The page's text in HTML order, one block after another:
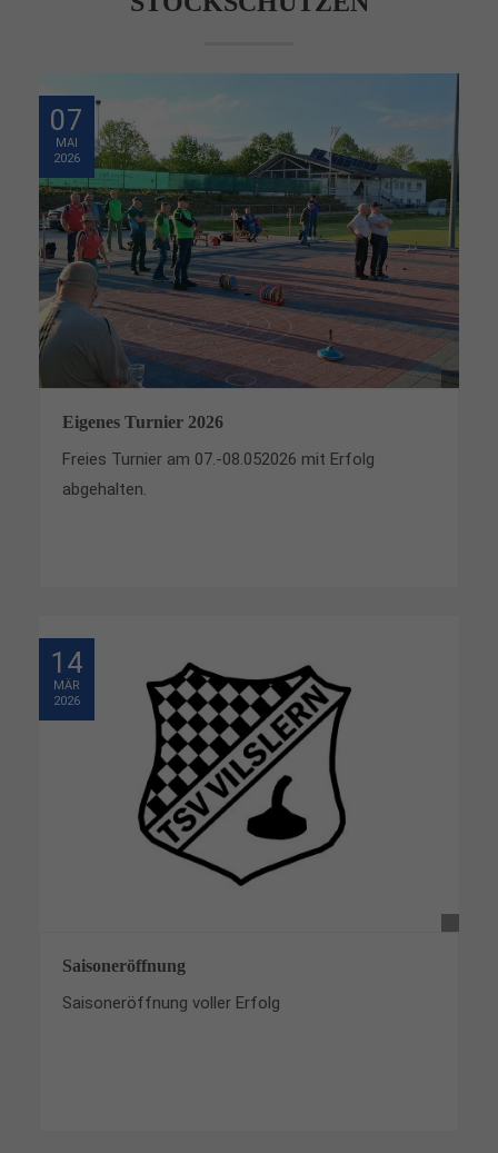
07
MAI
2026
Eigenes Turnier 2026
Freies Turnier am 07.-08.052026 mit Erfolg
abgehalten.
14
MÄR
2026
Saisoneröffnung
Saisoneröffnung voller Erfolg